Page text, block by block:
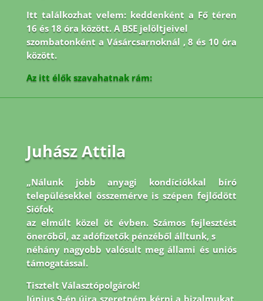
Itt találkozhat velem: keddenként a Fő téren
16 és 18 óra között. A BSE jelöltjeivel
szombatonként a Vásárcsarnoknál , 8 és 10 óra
között.
Az itt élők szavahatnak rám:
Juhász Attila
„Nálunk jobb anyagi kondíciókkal bíró
településekkel összemérve is szépen fejlődött
Siófok
az elmúlt közel öt évben. Számos fejlesztést
önerőből, az adófizetők pénzéből álltunk, s
néhány nagyobb valósult meg állami és uniós
támogatással.
Tisztelt Választópolgárok!